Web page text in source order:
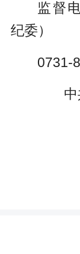
监督
纪委）
0731-